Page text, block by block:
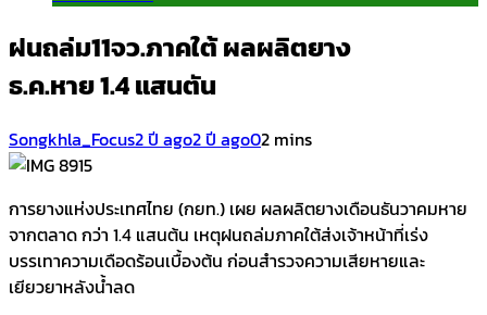
ฝนถล่ม11จว.ภาคใต้ ผลผลิตยาง
ธ.ค.หาย 1.4 แสนตัน
Songkhla_Focus2 ปี ago2 ปี ago02 mins
การยางแห่งประเทศไทย (กยท.) เผย ผลผลิตยางเดือนธันวาคมหาย
จากตลาด กว่า 1.4 แสนต้น เหตุฝนถล่มภาคใต้ส่งเจ้าหน้าที่เร่ง
บรรเทาความเดือดร้อนเบื้องต้น ก่อนสำรวจความเสียหายและ
เยียวยาหลังน้ำลด